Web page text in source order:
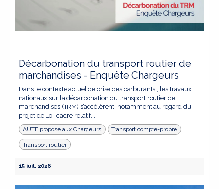
Décarbonation du transport routier de
marchandises - Enquête Chargeurs
Dans le contexte actuel de crise des carburants , les travaux
nationaux sur la décarbonation du transport routier de
marchandises (TRM) s’accélèrent, notamment au regard du
projet de Loi-cadre relatif...
AUTF propose aux Chargeurs Transport compte-propre
Transport routier
15 juil. 2026